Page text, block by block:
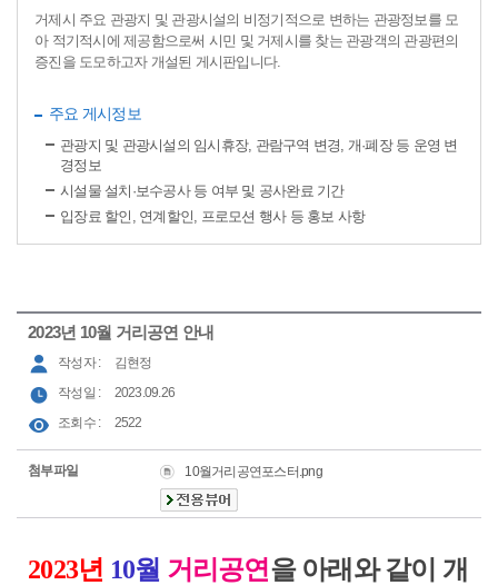
거제시 주요 관광지 및 관광시설의 비정기적으로 변하는 관광정보를 모
아 적기적시에 제공함으로써 시민 및 거제시를 찾는 관광객의 관광편의
증진을 도모하고자 개설된 게시판입니다.
주요 게시정보
관광지 및 관광시설의 임시휴장, 관람구역 변경, 개·폐장 등 운영 변
경정보
시설물 설치·보수공사 등 여부 및 공사완료 기간
입장료 할인, 연계할인, 프로모션 행사 등 홍보 사항
2023년 10월 거리공연 안내
작성자 : 김현정
작성일 : 2023.09.26
조회수 : 2522
첨부파일 10월거리공연포스터.png
2023년 10월 거리공연을 아래와 같이 개